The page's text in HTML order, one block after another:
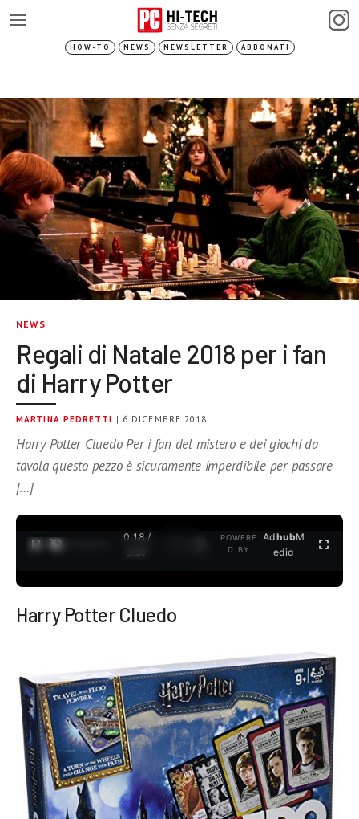
HOW-TO NEWS NEWSLETTER ABBONATI
NEWS
Regali di Natale 2018 per i fan
di Harry Potter
MARTINA PEDRETTI | 6 DICEMBRE 2018
Harry Potter Cluedo Per i fan del mistero e dei giochi da
tavola questo pezzo è sicuramente imperdibile per passare
[…]
0:18 /
3:37
POWERE
D BY
AdhubM
edia
Harry Potter Cluedo